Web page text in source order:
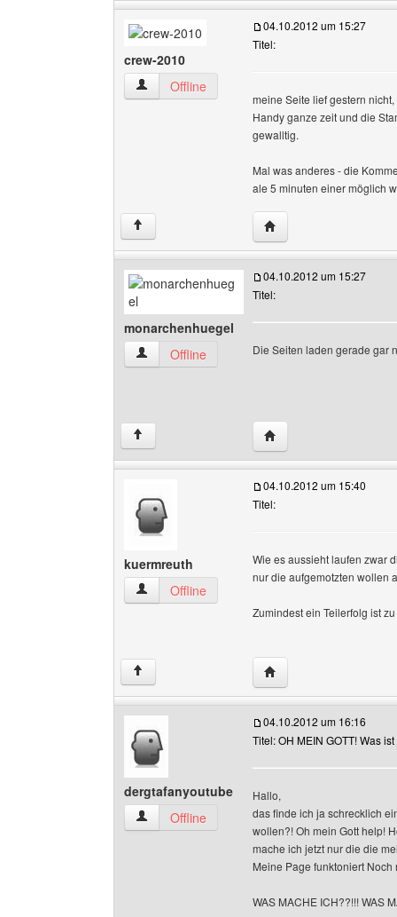
crew-2010
crew-2010 Benutzer-Profile anzeigen
Offline
04.10.2012 um 15:27
Titel:
meine Seite lief gestern
Handy ganze zeit und die
gewalltig.
Mal was anderes - die
ale 5 minuten einer möglich
↑ Website dieses
monarchenhuegel
monarchenhuegel Benutzer-Profile anzeigen
Offline
04.10.2012 um 15:27
Titel:
Die Seiten laden gerade gar
↑ Website dieses
kuermreuth
kuermreuth Benutzer-Profile anzeigen
Offline
04.10.2012 um 15:40
Titel:
Wie es aussieht laufen zwar
nur die aufgemotzten wollen
Zumindest ein Teilerfolg ist
↑ Website dieses
dergtafanyoutube
dergtafanyoutube Benutzer-Profile anzeigen
Offline
04.10.2012 um 16:16
Titel: OH MEIN GOTT! Was
Hallo,
das finde ich ja schrecklich
wollen?! Oh mein Gott help!
mache ich jetzt nur die die
Meine Page funktoniert
WAS MACHE ICH??!!! WAS